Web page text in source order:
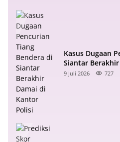
Kasus Dugaan
Siantar
9 Juli 2026 727